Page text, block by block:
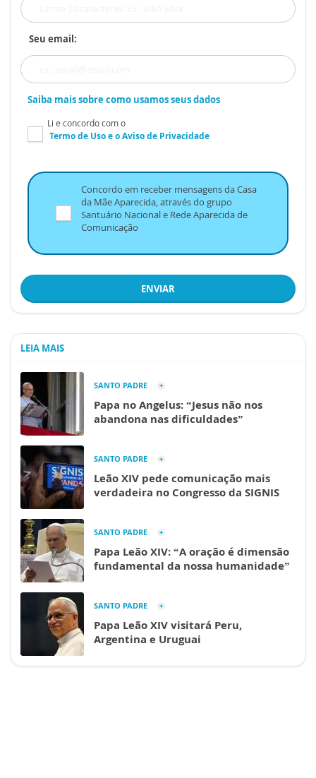
Seu email:
Saiba mais sobre como usamos seus dados
Li e concordo com o
Termo de Usoe oAviso de Privacidade
Concordo em receber mensagens da Casa
da Mãe Aparecida, através do grupo
Santuário Nacional e Rede Aparecida de
Comunicação
ENVIAR
LEIA MAIS
SANTO PADRE
Papa no Angelus: “Jesus não nos
abandona nas dificuldades”
SANTO PADRE
Leão XIV pede comunicação mais
verdadeira no Congresso da SIGNIS
SANTO PADRE
Papa Leão XIV: “A oração é dimensão
fundamental da nossa humanidade”
SANTO PADRE
Papa Leão XIV visitará Peru,
Argentina e Uruguai